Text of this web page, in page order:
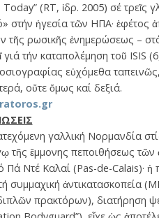
(RT, ἱδρ. 2005) σέ τρεῖς
στήν ἡγεσία τῶν ΗΠΑ· ἐφέτος
τῆς ρωσικῆς ἐνημερώσεως –
τήν καταπολέμηση τοῦ ISIS
εὐχόμεθα
οὔτε ὅμως καί δεξιά.
γαλλική Νορμανδία
τῆς ἔμμονης πεποιθήσεως
Ντέ Καλαί (Pas-de-Calais)· ἡ
ἀντικατασκοπεία
πρακτόρων), διατήρηση